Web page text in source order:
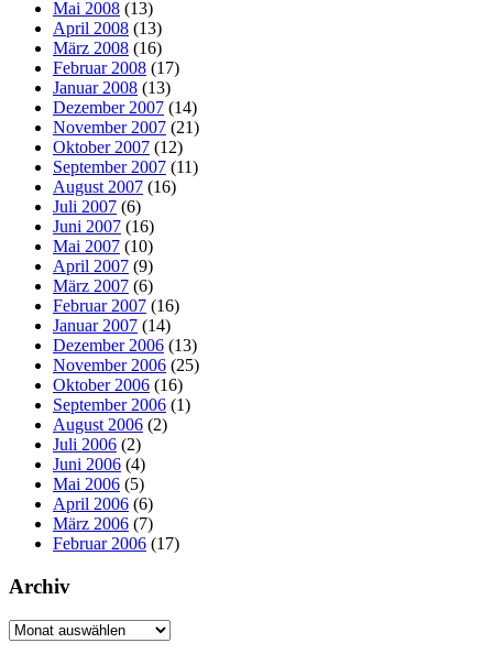
Mai 2008 (13)
April 2008 (13)
März 2008 (16)
Februar 2008 (17)
Januar 2008 (13)
Dezember 2007 (14)
November 2007 (21)
Oktober 2007 (12)
September 2007 (11)
August 2007 (16)
Juli 2007 (6)
Juni 2007 (16)
Mai 2007 (10)
April 2007 (9)
März 2007 (6)
Februar 2007 (16)
Januar 2007 (14)
Dezember 2006 (13)
November 2006 (25)
Oktober 2006 (16)
September 2006 (1)
August 2006 (2)
Juli 2006 (2)
Juni 2006 (4)
Mai 2006 (5)
April 2006 (6)
März 2006 (7)
Februar 2006 (17)
Archiv
Archiv